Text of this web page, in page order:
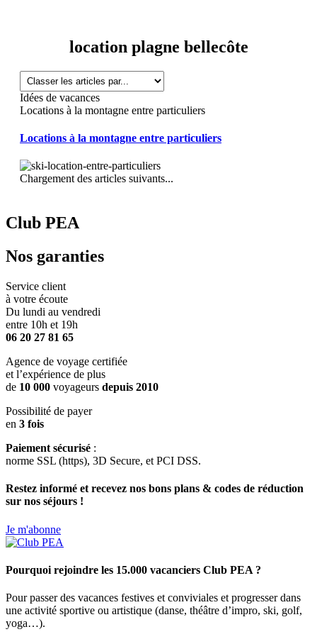
location plagne bellecôte
Idées de vacances
Locations à la montagne entre particuliers
Locations à la montagne entre particuliers
Chargement des articles suivants...
Club PEA
Nos garanties
Service client
à votre écoute
Du lundi au vendredi
entre 10h et 19h
06 20 27 81 65
Agence de voyage certifiée
et l’expérience de plus
de 10 000 voyageurs depuis 2010
Possibilité de payer
en 3 fois
Paiement sécurisé :
norme SSL (https), 3D Secure, et PCI DSS.
Restez informé et recevez nos bons plans & codes de réduction
sur nos séjours !
Je m'abonne
Pourquoi rejoindre les 15.000 vacanciers Club PEA ?
Pour passer des vacances festives et conviviales et progresser dans
une activité sportive ou artistique (danse, théâtre d’impro, ski, golf,
yoga…).